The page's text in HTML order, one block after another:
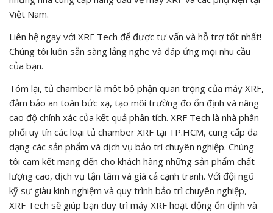
Việt Nam.
Liên hệ ngay với XRF Tech để được tư vấn và hỗ trợ tốt nhất!
Chúng tôi luôn sẵn sàng lắng nghe và đáp ứng mọi nhu cầu
của bạn.
Tóm lại, tủ chamber là một bộ phận quan trọng của máy XRF,
đảm bảo an toàn bức xạ, tạo môi trường đo ổn định và nâng
cao độ chính xác của kết quả phân tích. XRF Tech là nhà phân
phối uy tín các loại tủ chamber XRF tại TP.HCM, cung cấp đa
dạng các sản phẩm và dịch vụ bảo trì chuyên nghiệp. Chúng
tôi cam kết mang đến cho khách hàng những sản phẩm chất
lượng cao, dịch vụ tận tâm và giá cả cạnh tranh. Với đội ngũ
kỹ sư giàu kinh nghiệm và quy trình bảo trì chuyên nghiệp,
XRF Tech sẽ giúp bạn duy trì máy XRF hoạt động ổn định và